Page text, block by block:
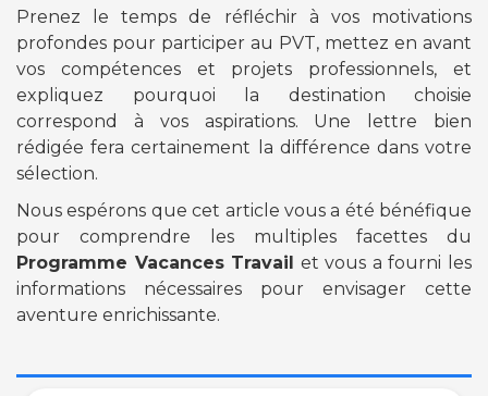
Prenez le temps de réfléchir à vos motivations
profondes pour participer au PVT, mettez en avant
vos compétences et projets professionnels, et
expliquez pourquoi la destination choisie
correspond à vos aspirations. Une lettre bien
rédigée fera certainement la différence dans votre
sélection.
Nous espérons que cet article vous a été bénéfique
pour comprendre les multiples facettes du
Programme Vacances Travail
et vous a fourni les
informations nécessaires pour envisager cette
aventure enrichissante.